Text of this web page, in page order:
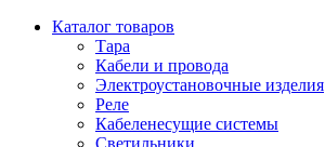
Каталог товаров
Тара
Кабели и провода
Электроустановочные изделия
Реле
Кабеленесущие системы
Светильники